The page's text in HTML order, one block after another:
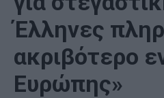
Έλληνες
ακριβότερο
Ευρώπης»